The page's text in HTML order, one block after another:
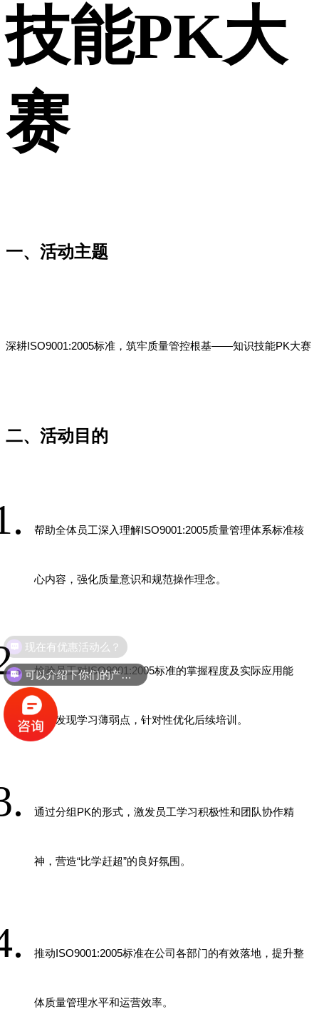
技能PK大
赛
一、活动主题
深耕 ISO9001:2005标准，筑牢质量管控根基——知识技能PK大赛
二、活动目的
帮助全体员工深入理解ISO9001:2005质量管理体系标准核
心内容，强化质量意识和规范操作理念。
检验员工对ISO9001:2005标准的掌握程度及实际应用能
力，发现学习薄弱点，针对性优化后续培训。
通过分组 PK的形式，激发员工学习积极性和团队协作精
神，营造“比学赶超”的良好氛围。
推动 ISO9001:2005标准在公司各部门的有效落地，提升整
体质量管理水平和运营效率。
可以介绍下你们的产品么？